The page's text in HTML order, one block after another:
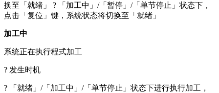
换至「就绪」 ? 「加工中」/「暂停」/「单节停止」状态下，
点击「复位」键，系统状态将切换至「就绪」
加工中
系统正在执行程式加工
? 发生时机
? 「就绪」/「加工中」/「单节停止」状态下进行执行加工，